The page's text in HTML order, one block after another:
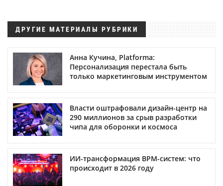
ДРУГИЕ МАТЕРИАЛЫ РУБРИКИ
Анна Кучина, Platforma:
Персонализация перестала быть
только маркетинговым инструментом
Власти оштрафовали дизайн-центр на
290 миллионов за срыв разработки
чипа для оборонки и космоса
ИИ-трансформация BPM-систем: что
происходит в 2026 году